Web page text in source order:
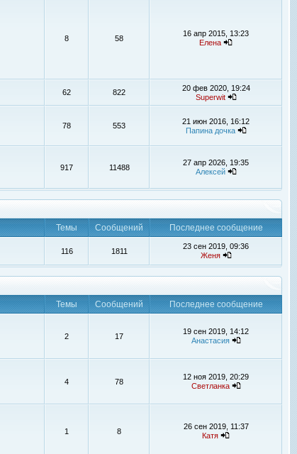
8 58
16 апр 2015, 13:23
Елена
62 822
20 фев 2020, 19:24
Superwit
78 553
21 июн 2016, 16:12
Папина дочка
917 11488
27 апр 2026, 19:35
Алексей
Темы Сообщений
Последнее сообщение
116 1811
23 сен 2019, 09:36
Женя
Темы Сообщений
Последнее сообщение
2 17
19 сен 2019, 14:12
Анастасия
4 78
12 ноя 2019, 20:29
Светланка
1 8
26 сен 2019, 11:37
Катя